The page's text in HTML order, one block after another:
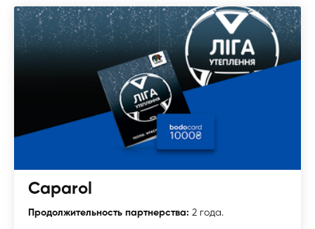
Caparol
Продолжительность партнерства: 2 года.